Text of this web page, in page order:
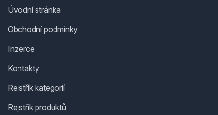
Úvodní stránka
Obchodní podmínky
Inzerce
Kontakty
Rejstřík kategorií
Rejstřík produktů